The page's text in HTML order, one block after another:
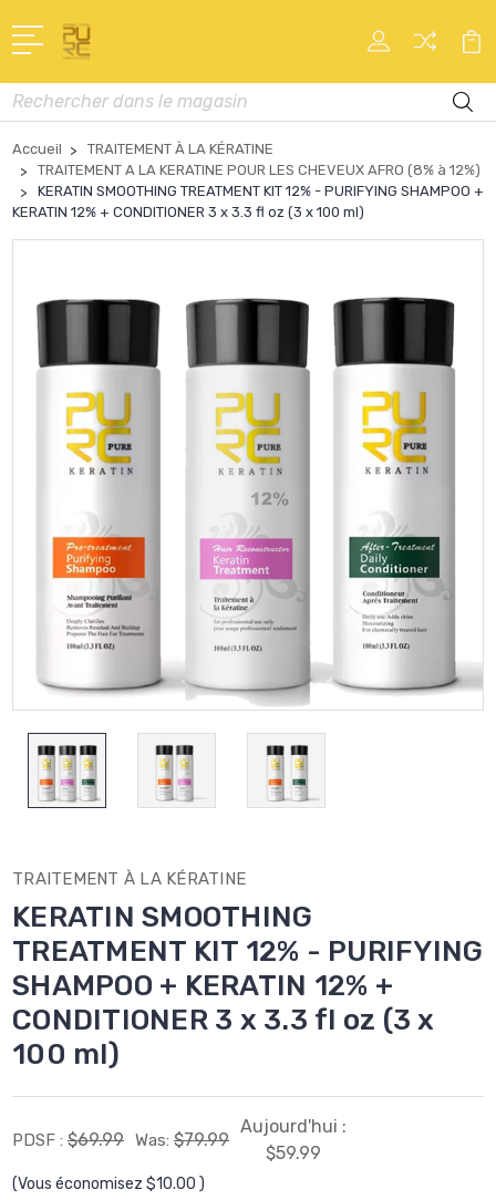
Recherche
Accueil
TRAITEMENT À LA KÉRATINE
TRAITEMENT A LA KERATINE POUR LES CHEVEUX AFRO (8% à 12%)
KERATIN SMOOTHING TREATMENT KIT 12% - PURIFYING SHAMPOO +
KERATIN 12% + CONDITIONER 3 x 3.3 fl oz (3 x 100 ml)
TRAITEMENT À LA KÉRATINE
KERATIN SMOOTHING
TREATMENT KIT 12% - PURIFYING
SHAMPOO + KERATIN 12% +
CONDITIONER 3 x 3.3 fl oz (3 x
100 ml)
PDSF : $69.99 Was: $79.99
Aujourd'hui :
$59.99
(Vous économisez $10.00 )